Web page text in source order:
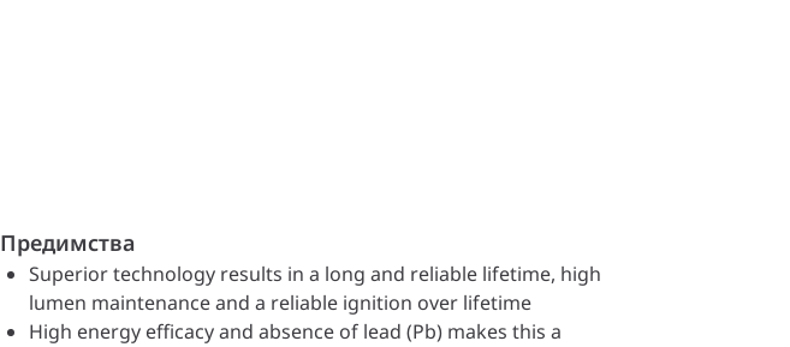
Предимства
Superior technology results in a long and reliable lifetime, high
lumen maintenance and a reliable ignition over lifetime
High energy efficacy and absence of lead (Pb) makes this a